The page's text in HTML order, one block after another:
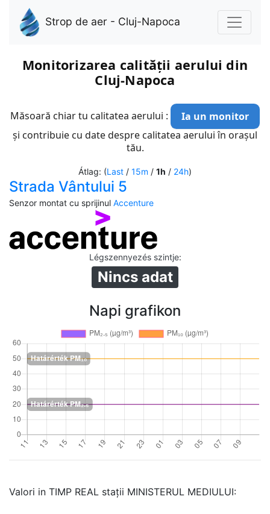
Strop de aer - Cluj-Napoca
Monitorizarea calității aerului din
Cluj-Napoca
Măsoară chiar tu calitatea aerului :
Ia un monitor
și contribuie cu date despre calitatea aerului în orașul
tău.
Átlag: (Last / 15m / 1h / 24h)
Strada Vântului 5
Senzor montat cu sprijinul Accenture
Légszennyezés szintje:
Nincs adat
Napi grafikon
Valori in TIMP REAL stații MINISTERUL MEDIULUI: